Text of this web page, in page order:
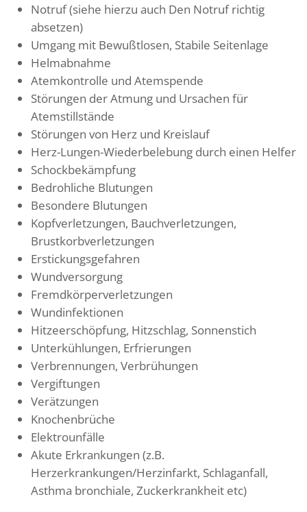
Notruf (siehe hierzu auch Den Notruf richtig
absetzen)
Umgang mit Bewußtlosen, Stabile Seitenlage
Helmabnahme
Atemkontrolle und Atemspende
Störungen der Atmung und Ursachen für
Atemstillstände
Störungen von Herz und Kreislauf
Herz-Lungen-Wiederbelebung durch einen Helfer
Schockbekämpfung
Bedrohliche Blutungen
Besondere Blutungen
Kopfverletzungen, Bauchverletzungen,
Brustkorbverletzungen
Erstickungsgefahren
Wundversorgung
Fremdkörperverletzungen
Wundinfektionen
Hitzeerschöpfung, Hitzschlag, Sonnenstich
Unterkühlungen, Erfrierungen
Verbrennungen, Verbrühungen
Vergiftungen
Verätzungen
Knochenbrüche
Elektrounfälle
Akute Erkrankungen (z.B.
Herzerkrankungen/Herzinfarkt, Schlaganfall,
Asthma bronchiale, Zuckerkrankheit etc)